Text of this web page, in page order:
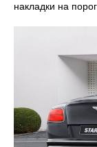
накладки на